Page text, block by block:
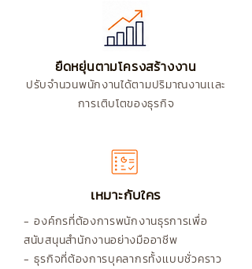
ยืดหยุ่นตามโครงสร้างงาน
ปรับจำนวนพนักงานได้ตามปริมาณงานเเละ
การเติบโตของธุรกิจ
เหมาะกับใคร
- องค์กรที่ต้องการพนักงานธุรการเพื่อ
สนับสนุนสำนักงานอย่างมืออาชีพ
- ธุรกิจที่ต้องการบุคลากรทั้งเเบบชั่วคราว